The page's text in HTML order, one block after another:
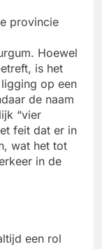
provincie
Hoewel
is het
op een
de naam
“vier
feit dat er in
wat het tot
in de
een rol